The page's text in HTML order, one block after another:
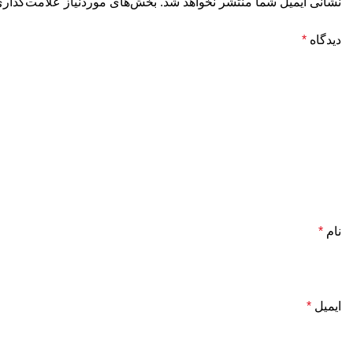
دیدگاه *
نام *
ایمیل *